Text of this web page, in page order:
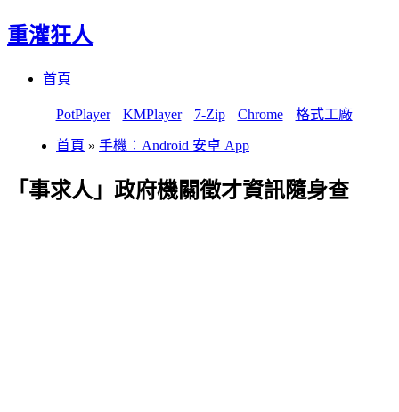
重灌狂人
首頁
PotPlayer KMPlayer 7-Zip Chrome 格式工廠
首頁 » 手機：Android 安卓 App
「事求人」政府機關徵才資訊隨身查